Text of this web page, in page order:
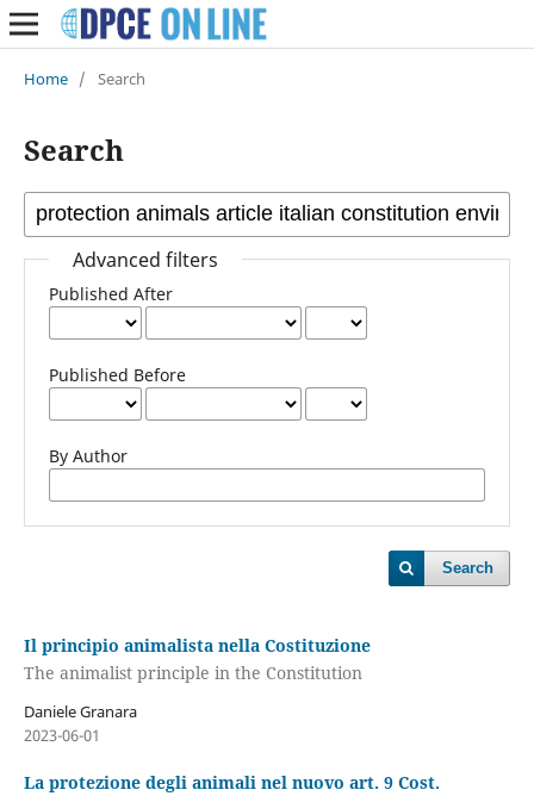
Home / Search
Search
Advanced filters
Published After
Published Before
By Author
Search
Il principio animalista nella Costituzione
The animalist principle in the Constitution
Daniele Granara
2023-06-01
La protezione degli animali nel nuovo art. 9 Cost.